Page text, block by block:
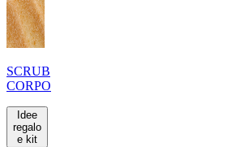
SCRUB
CORPO
Idee
regalo
e kit